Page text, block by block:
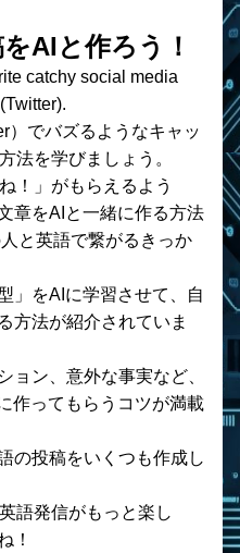
AIと作ろう！
catchy social media
）でバズるようなキャッ
法を学びましょう。
！」がもらえるよう
章をAIと一緒に作る方法
と英語で繋がるきっか
方法が紹介されていま
作ってもらうコツが満載
！